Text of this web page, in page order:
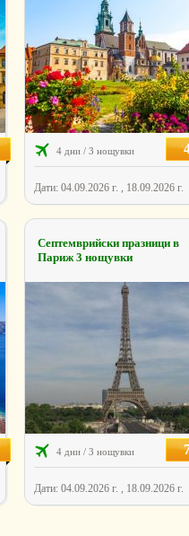
4 дни / 3 нощувки
Дати: 04.09.2026 г. , 18.09.2026 г.
Септемврийски празници в
Париж 3 нощувки
4 дни / 3 нощувки
Дати: 04.09.2026 г. , 18.09.2026 г.